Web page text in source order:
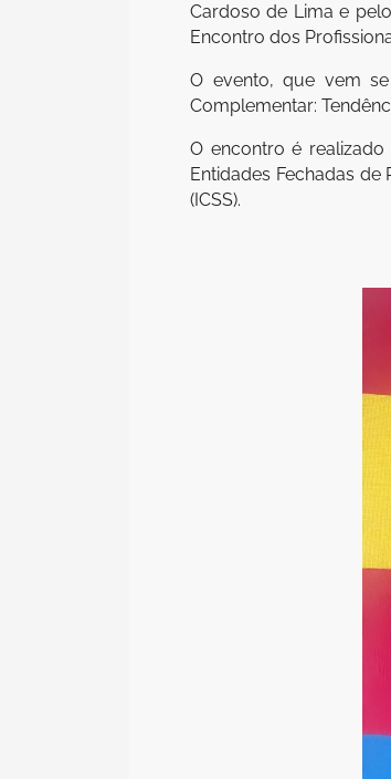
Cardoso de Lima e
Encontro dos
O evento, que vem
Complementar:
O encontro é
Entidades Fechadas
(ICSS).